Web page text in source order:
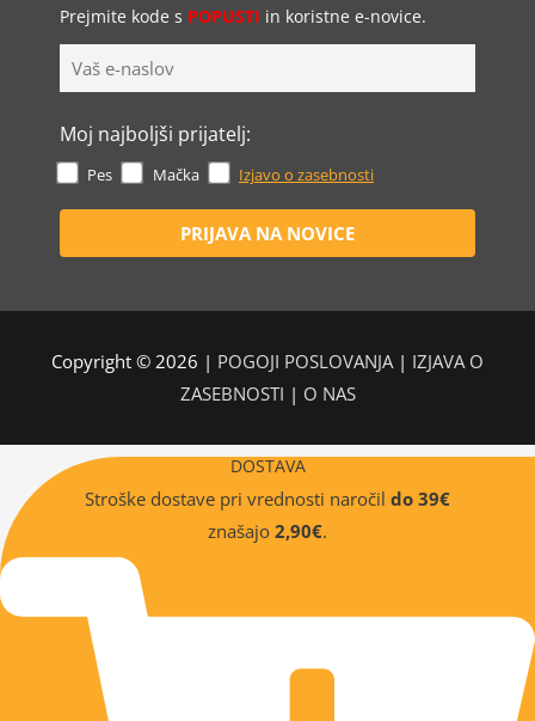
Prejmite kode s POPUSTI in koristne e-novice.
Moj najboljši prijatelj:
Pes Mačka Izjavo o zasebnosti
Copyright © 2026 | POGOJI POSLOVANJA| IZJAVA O
ZASEBNOSTI | O NAS
DOSTAVA
Stroške dostave pri vrednosti naročil do 39€
znašajo 2,90€.